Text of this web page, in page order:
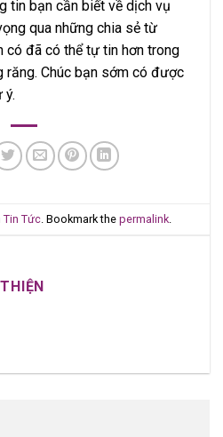
tin bạn cần biết về dịch vụ
qua những chia sẻ từ
có đã có thể tự tin hơn trong
răng. Chúc bạn sớm có được
ý.
Tin Tức . Bookmark the permalink